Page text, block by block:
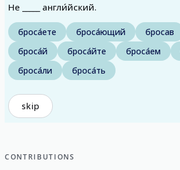
Не _____ англи́йский.
броса́ете броса́ющий бросав
броса́й
броса́йте броса́ем
броса́ли
броса́ть
skip
CONTRIBUTIONS